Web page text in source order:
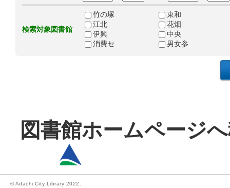
検索対象図書館
竹の塚
東和
江北
花畑
伊興
中央
消費セ
男女参
図書館ホームページ
© Adachi City Library 2022.